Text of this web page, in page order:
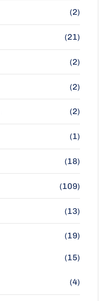
(2)
(21)
(2)
(2)
(2)
(1)
(18)
(109)
(13)
(19)
(15)
(4)